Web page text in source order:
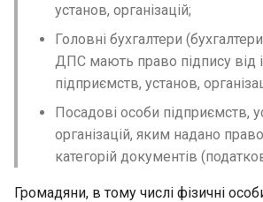
установ, органiзацiй;
Головнi бухгалтери
ДПС мають право пiдпису вiд
пiдприємств, установ,
Посадовi особи пiдприємств,
органiзацiй, яким надано
категорiй документiв
Громадяни, в тому числi фiзичнi